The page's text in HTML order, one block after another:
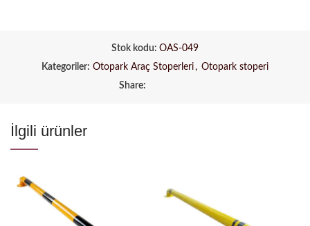
Stok kodu: OAS-049
Kategoriler: Otopark Araç Stoperleri, Otopark stoperi
Share:
İlgili ürünler